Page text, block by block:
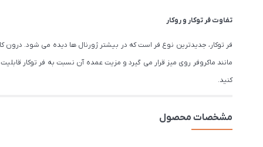
تفاوت فر توکار و روکار
فر توکار، جدیدترین نوع فر است که در بیشتر ژورنال ها دیده می شود. درون
مانند ماکروفر روی میز قرار می گیرد و مزیت عمده آن نسبت به فر توکار
کنید.
مشخصات محصول